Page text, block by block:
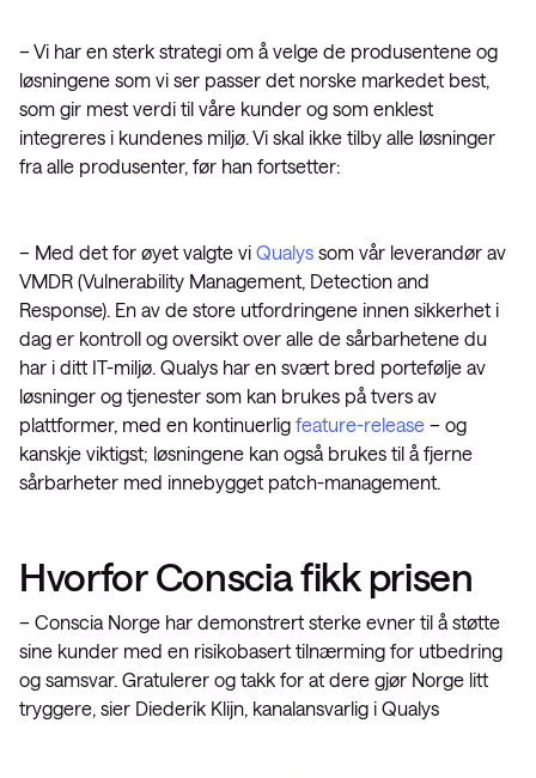
– Vi har en sterk strategi om å velge de produsentene og
løsningene som vi ser passer det norske markedet best,
som gir mest verdi til våre kunder og som enklest
integreres i kundenes miljø. Vi skal ikke tilby alle løsninger
fra alle produsenter, før han fortsetter:
– Med det for øyet valgte vi Qualys som vår leverandør av
VMDR (Vulnerability Management, Detection and
Response). En av de store utfordringene innen sikkerhet i
dag er kontroll og oversikt over alle de sårbarhetene du
har i ditt IT-miljø. Qualys har en svært bred portefølje av
løsninger og tjenester som kan brukes på tvers av
plattformer, med en kontinuerlig feature-release – og
kanskje viktigst; løsningene kan også brukes til å fjerne
sårbarheter med innebygget patch-management.
Hvorfor Conscia fikk prisen
– Conscia Norge har demonstrert sterke evner til å støtte
sine kunder med en risikobasert tilnærming for utbedring
og samsvar. Gratulerer og takk for at dere gjør Norge litt
tryggere, sier Diederik Klijn, kanalansvarlig i Qualys